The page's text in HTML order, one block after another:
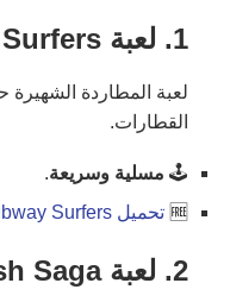
1. لعبة
لعبة المطاردة
القطارات.
🕹️ مسلية وسريعة.
🆓 تحميل Subway Surfers من Google Play
2. لعبة Saga